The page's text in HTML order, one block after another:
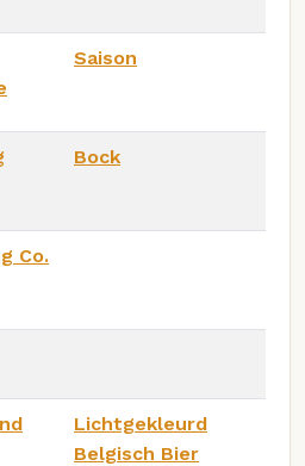
Saison
Bock
Co.
Lichtgekleurd
Belgisch Bier